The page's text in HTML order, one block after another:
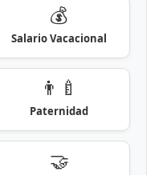
💰
Salario Vacacional
👨‍🍼
Paternidad
🤝